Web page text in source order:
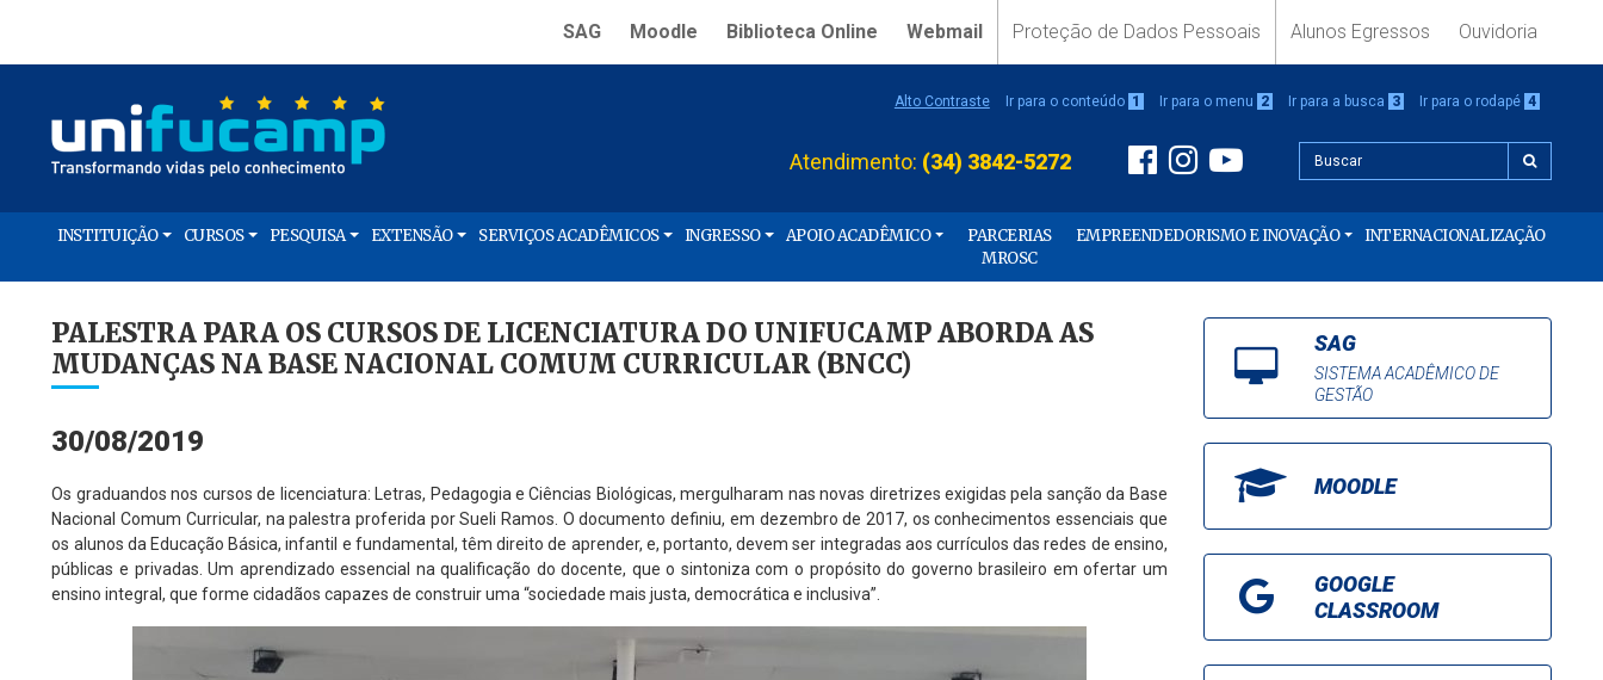
SAG Moodle Biblioteca Online Webmail Proteção de Dados Pessoais Alunos Egressos Ouvidoria
Alto Contraste Ir para o conteúdo 1 Ir para o menu 2 Ir para a busca 3 Ir para o rodapé 4
Atendimento: (34) 3842-5272
INSTITUIÇÃO CURSOS PESQUISA EXTENSÃO SERVIÇOS ACADÊMICOS INGRESSO APOIO ACADÊMICO
PARCERIAS
MROSC
EMPREENDEDORISMO E INOVAÇÃO INTERNACIONALIZAÇÃO
PALESTRA PARA OS CURSOS DE LICENCIATURA DO UNIFUCAMP ABORDA AS
MUDANÇAS NA BASE NACIONAL COMUM CURRICULAR (BNCC)
30/08/2019
Os graduandos nos cursos de licenciatura: Letras, Pedagogia e Ciências Biológicas, mergulharam nas novas diretrizes exigidas pela sanção da Base
Nacional Comum Curricular, na palestra proferida por Sueli Ramos. O documento definiu, em dezembro de 2017, os conhecimentos essenciais que
os alunos da Educação Básica, infantil e fundamental, têm direito de aprender, e, portanto, devem ser integradas aos currículos das redes de ensino,
públicas e privadas. Um aprendizado essencial na qualificação do docente, que o sintoniza com o propósito do governo brasileiro em ofertar um
ensino integral, que forme cidadãos capazes de construir uma “sociedade mais justa, democrática e inclusiva”.
SAG
SISTEMA ACADÊMICO DE
GESTÃO
MOODLE
GOOGLE
CLASSROOM